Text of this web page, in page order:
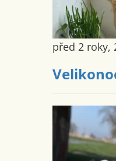
před 2 roky,